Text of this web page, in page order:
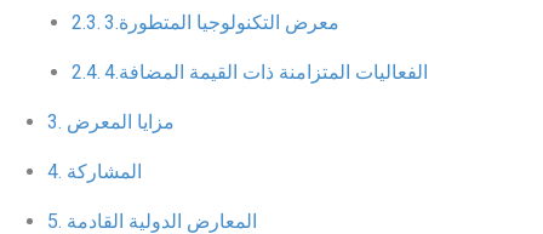
3.معرض التكنولوجيا المتطورة
4.الفعاليات المتزامنة ذات القيمة المضافة
مزايا المعرض
المشاركة
المعارض الدولية القادمة